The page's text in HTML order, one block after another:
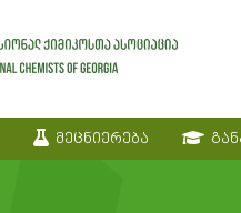
მეცნიერება